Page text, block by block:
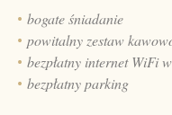
bogate śniadanie
powitalny zestaw
bezpłatny internet WiFi
bezpłatny parking